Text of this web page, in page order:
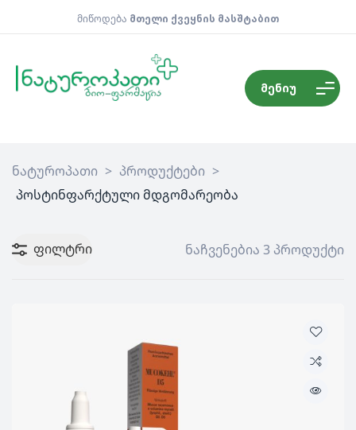
მიწოდება მთელი ქვეყნის მასშტაბით
მენიუ
ნატუროპათი > პროდუქტები >
პოსტინფარქტული მდგომარეობა
ფილტრი ნაჩვენებია 3 პროდუქტი